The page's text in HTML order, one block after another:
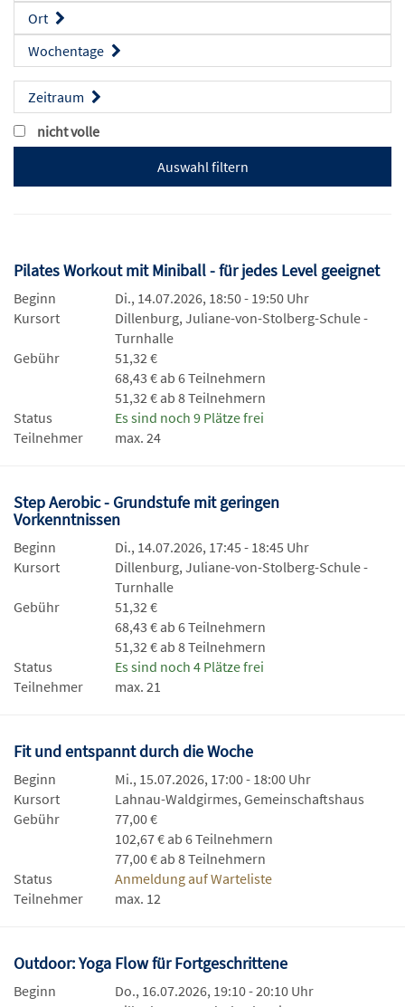
Ort
Wochentage
Zeitraum
nicht volle
Pilates Workout mit Miniball - für jedes Level geeignet
Beginn
Di., 14.07.2026, 18:50 - 19:50 Uhr
Kursort
Dillenburg, Juliane-von-Stolberg-Schule -
Turnhalle
Gebühr
51,32 €
68,43 € ab 6 Teilnehmern
51,32 € ab 8 Teilnehmern
Status
Es sind noch 9 Plätze frei
Teilnehmer
max. 24
Step Aerobic - Grundstufe mit geringen
Vorkenntnissen
Beginn
Di., 14.07.2026, 17:45 - 18:45 Uhr
Kursort
Dillenburg, Juliane-von-Stolberg-Schule -
Turnhalle
Gebühr
51,32 €
68,43 € ab 6 Teilnehmern
51,32 € ab 8 Teilnehmern
Status
Es sind noch 4 Plätze frei
Teilnehmer
max. 21
Fit und entspannt durch die Woche
Beginn
Mi., 15.07.2026, 17:00 - 18:00 Uhr
Kursort
Lahnau-Waldgirmes, Gemeinschaftshaus
Gebühr
77,00 €
102,67 € ab 6 Teilnehmern
77,00 € ab 8 Teilnehmern
Status
Anmeldung auf Warteliste
Teilnehmer
max. 12
Outdoor: Yoga Flow für Fortgeschrittene
Beginn
Do., 16.07.2026, 19:10 - 20:10 Uhr